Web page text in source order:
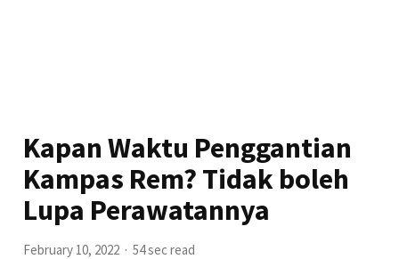
Kapan Waktu Penggantian
Kampas Rem? Tidak boleh
Lupa Perawatannya
February 10, 2022 54 sec read